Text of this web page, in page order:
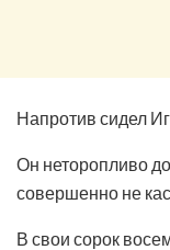
Напротив сидел
Он неторопливо
совершенно не
В свои сорок